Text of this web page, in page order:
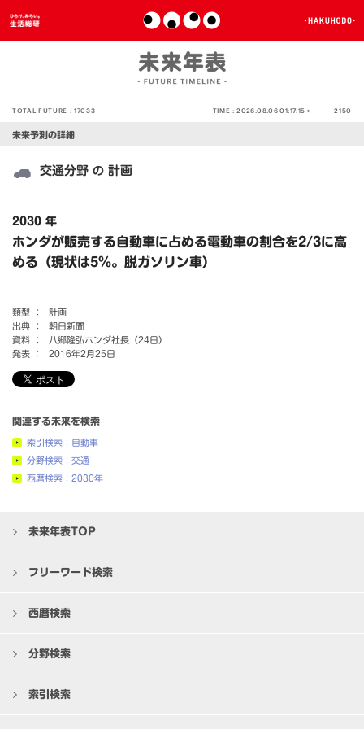
TOTAL FUTURE :17033 TIME :2026.08.06 01:17:15 > 2150
未来予測の詳細
交通分野 の 計画
2030 年
ホンダが販売する自動車に占める電動車の割合を2/3に高
める（現状は5％。脱ガソリン車）
類型 ：
計画
出典 ：
朝日新聞
資料 ：
八郷隆弘ホンダ社長（24日）
発表 ：
2016年2月25日
関連する未来を検索
索引検索：自動車
分野検索：交通
西暦検索：2030年
未来年表TOP
フリーワード検索
西暦検索
分野検索
索引検索